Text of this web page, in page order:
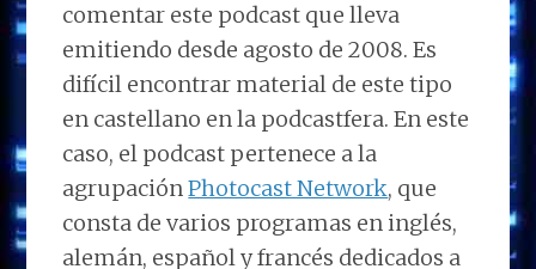
comentar este podcast que lleva
emitiendo desde agosto de 2008. Es
difícil encontrar material de este tipo
en castellano en la podcastfera. En este
caso, el podcast pertenece a la
agrupaciónPhotocast Network, que
consta de varios programas en inglés,
alemán, español y francés dedicados a